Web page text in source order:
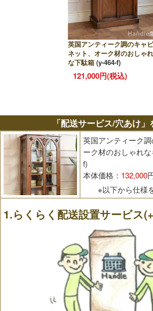
英国アンティーク調のキャビ
ネット、オーク材のおしゃれ
な下駄箱 (y-464-f)
121,000円(税込)
「配送サービス/穴あけ」
英国アンティーク
ーク材のおしゃれ
f)
本体価格： 132,000
※以下から仕様
1.らくらく配送設置サービス